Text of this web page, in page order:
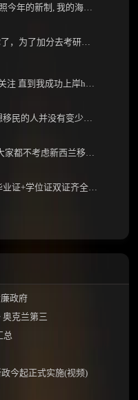
Jack 哥您好～ 想請教一下 按照今年的新制, 我的海外本科學歷需要經過NZQA認證嗎？ 現在網上說...
jack你好，上学那会就关注你了，为了加分去考研现在有个尴尬的地方了：我专科直接考研没有本...
好的好的 谢谢主播 我将持续关注 直到我成功上岸hhhh
潜水的多，出来冒泡的少，想移民的人并没有变少，但现实因素影响了大家的热情度，政策原因...
怎么最近几年都没人活跃了 大家都不考虑新西兰移民了嘛？ 没什么人评论，也没什么新的消息...
如果是高等教育，都是需要毕业证+学位证双证齐全才能免NZQA认证，单证都需要额外认证，获得...
政府
克兰第三
总
今起正式实施(视频)